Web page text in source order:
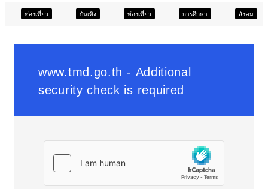
บันเทิง ท่องเที่ยว การศึกษา สังคม การศึกษา